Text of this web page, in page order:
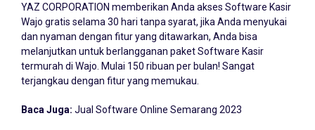
YAZ CORPORATION memberikan Anda akses Software Kasir
Wajo gratis selama 30 hari tanpa syarat, jika Anda menyukai
dan nyaman dengan fitur yang ditawarkan, Anda bisa
melanjutkan untuk berlangganan paket Software Kasir
termurah di Wajo. Mulai 150 ribuan per bulan! Sangat
terjangkau dengan fitur yang memukau.
Baca Juga: Jual Software Online Semarang 2023